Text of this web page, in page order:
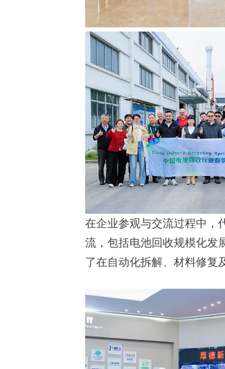
在企业参观与交流过程中，
流，包括电池回收规模化发
了在自动化拆解、材料修复